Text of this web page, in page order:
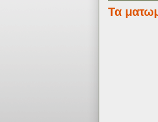
Τα